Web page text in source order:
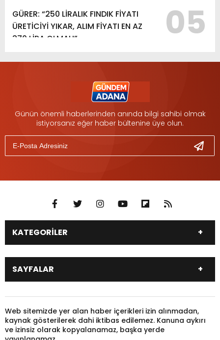
GÜRER: “250 LİRALIK FINDIK FİYATI
ÜRETİCİYİ YIKAR, ALIM FİYATI EN AZ
370 LİRA OLMALI”
05
Günün önemli haberlerinden anında bilgi sahibi olmak
istiyorsanız eğer haber bültenine üye olun.
KATEGORİLER
DÜNYA
SİYASET
EKONOMİ
SAĞLIK
SPOR
TARIM
YEREL YÖNETİM
GÜNDEM
HAYVANLAR
KADIN
KONSER
SAYFALAR
Pariteler
Canlı Sonuçlar
Puan Durumu
Fikstür
Gazeteler
Burçlar
Web sitemizde yer alan haber içerikleri izin alınmadan,
kaynak gösterilerek dahi iktibas edilemez. Kanuna aykırı
ve izinsiz olarak kopyalanamaz, başka yerde